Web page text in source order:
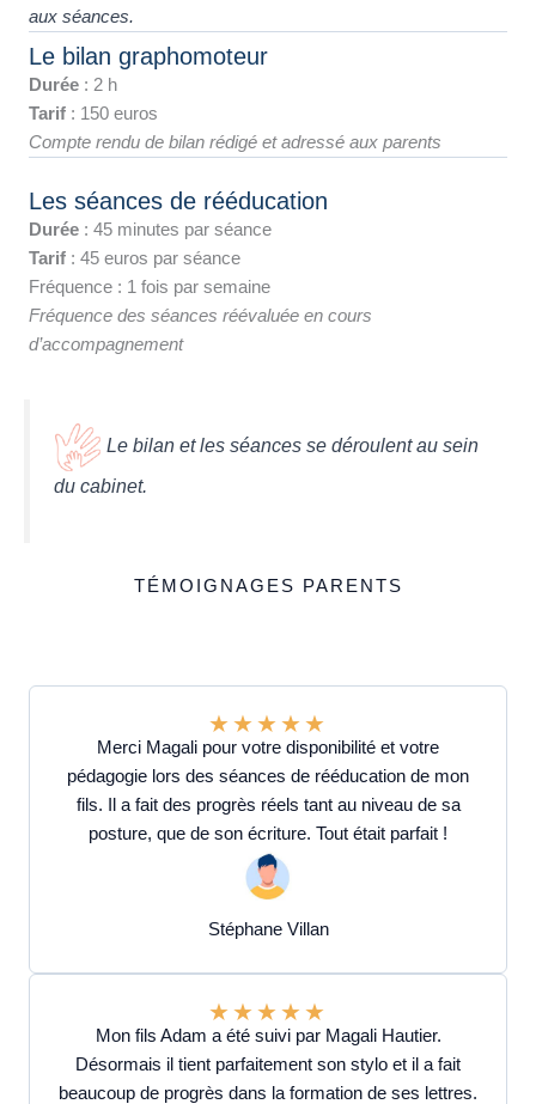
aux séances.
Le bilan graphomoteur
Durée : 2 h
Tarif : 150 euros
Compte rendu de bilan rédigé et adressé aux parents
Les séances de rééducation
Durée : 45 minutes par séance
Tarif : 45 euros par séance
Fréquence : 1 fois par semaine
Fréquence des séances réévaluée en cours
d’accompagnement
Le bilan et les séances se déroulent au sein
du cabinet.
TÉMOIGNAGES PARENTS
★★★★★
Merci Magali pour votre disponibilité et votre
pédagogie lors des séances de rééducation de mon
fils. Il a fait des progrès réels tant au niveau de sa
posture, que de son écriture. Tout était parfait !
Stéphane Villan
★★★★★
Mon fils Adam a été suivi par Magali Hautier.
Désormais il tient parfaitement son stylo et il a fait
beaucoup de progrès dans la formation de ses lettres.